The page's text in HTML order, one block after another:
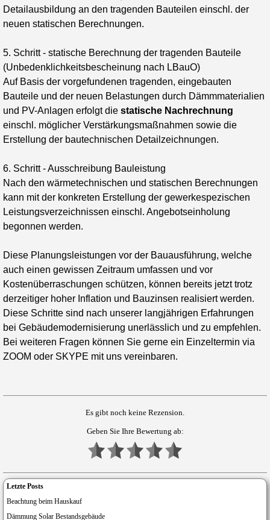
Detailausbildung an den tragenden Bauteilen einschl. der
neuen statischen Berechnungen.
5. Schritt - statische Berechnung der tragenden Bauteile
(Unbedenklichkeitsbescheinung nach LBauO)
Auf Basis der vorgefundenen tragenden, eingebauten
Bauteile und der neuen Belastungen durch Dämmmaterialien
und PV-Anlagen erfolgt die statische Nachrechnung
einschl. möglicher Verstärkungsmaßnahmen sowie die
Erstellung der bautechnischen Detailzeichnungen.
6. Schritt - Ausschreibung Bauleistung
Nach den wärmetechnischen und statischen Berechnungen
kann mit der konkreten Erstellung der gewerkespezischen
Leistungsverzeichnissen einschl. Angebotseinholung
begonnen werden.
Diese Planungsleistungen vor der Bauausführung, welche
auch einen gewissen Zeitraum umfassen und vor
Kostenüberraschungen schützen, können bereits jetzt trotz
derzeitiger hoher Inflation und Bauzinsen realisiert werden.
Diese Schritte sind nach unserer langjährigen Erfahrungen
bei Gebäudemodernisierung unerlässlich und zu empfehlen.
Bei weiteren Fragen können Sie gerne ein Einzeltermin via
ZOOM oder SKYPE mit uns vereinbaren.
Es gibt noch keine Rezension.
Geben Sie Ihre Bewertung ab:
Letzte Posts
Beachtung beim Hauskauf
Dämmung Solar Bestandsgebäude